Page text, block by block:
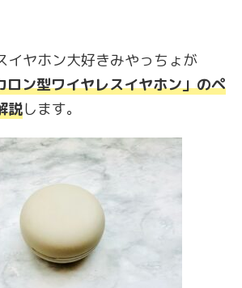
イヤホン大好きみやっちょが
ロン型ワイヤレスイヤホン」のペ
説します。